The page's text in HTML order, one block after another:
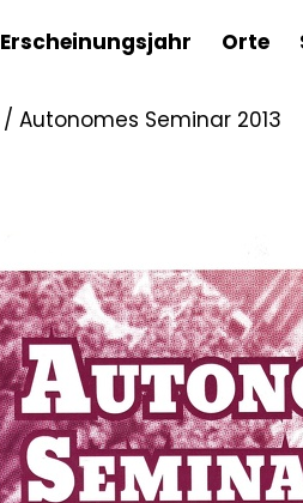
Erscheinungsjahr Orte
/ Autonomes Seminar 2013